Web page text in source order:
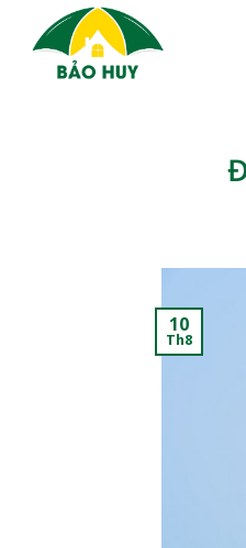
content
10
Th8